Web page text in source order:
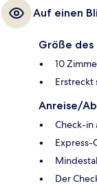
Auf einen
Größe des
10
Erstreckt
Anreise/
Check-in
Der